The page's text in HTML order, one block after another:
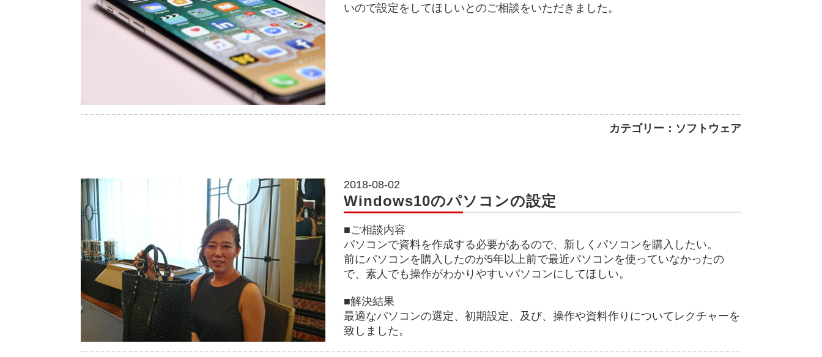
いので設定をしてほしいとのご相談をいただきました。
カテゴリー：ソフトウェア
2018-08-02
Windows10のパソコンの設定
■ご相談内容
パソコンで資料を作成する必要があるので、新しくパソコンを購入したい。
前にパソコンを購入したのが5年以上前で最近パソコンを使っていなかったの
で、素人でも操作がわかりやすいパソコンにしてほしい。
■解決結果
最適なパソコンの選定、初期設定、及び、操作や資料作りについてレクチャーを
致しました。